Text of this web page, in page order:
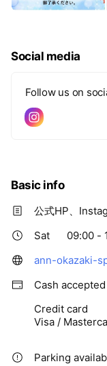
Social media
Follow us on
Basic info
公式HP、
Sat
09:00 -
ann-okazaki-
Cash accepted
Credit card
Visa /
Parking